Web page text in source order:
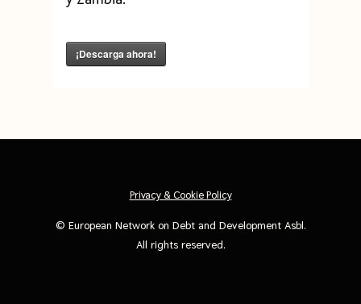
¡Descarga ahora!
Privacy & Cookie Policy
© European Network on Debt and Development Asbl.
All rights reserved.